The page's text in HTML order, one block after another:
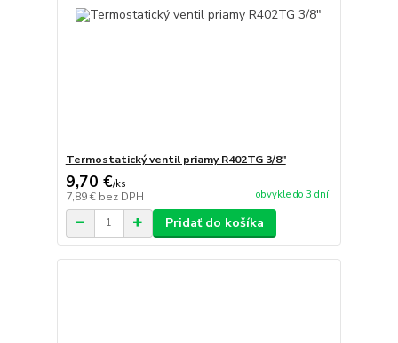
Termostatický ventil priamy R402TG 3/8"
9,70 €/ks
7,89 € bez DPH obvykle do 3 dní
Pridať do košíka